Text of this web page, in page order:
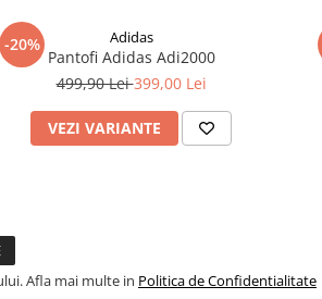
-20% Adidas
Pantofi Adidas Adi2000
499,90 Lei399,00 Lei
VEZI VARIANTE
Afla mai multe in Politica de Confidentialitate